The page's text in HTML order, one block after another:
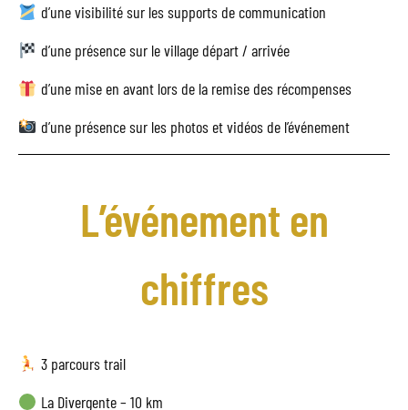
d’une visibilité sur les supports de communication
d’une présence sur le village départ / arrivée
d’une mise en avant lors de la remise des récompenses
d’une présence sur les photos et vidéos de l’événement
L’événement en
chiffres
3 parcours trail
La Divergente – 10 km